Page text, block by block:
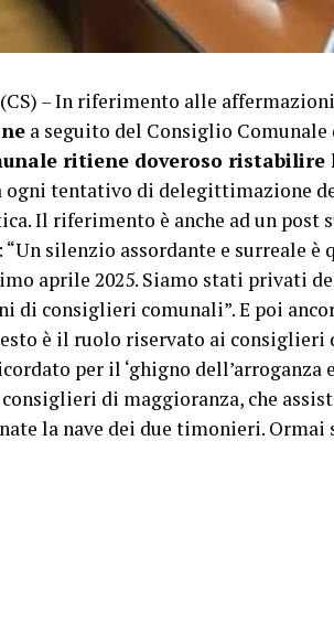
– In riferimento alle
a seguito del Consiglio Comunale
ritiene doveroso
ogni tentativo di delegittimazione
Il riferimento è anche ad un post
silenzio assordante e surreale
aprile 2025. Siamo stati privati
consiglieri comunali”. E poi
è il ruolo riservato ai consiglieri
per il ‘ghigno dell’arroganza
consiglieri di maggioranza, che
la nave dei due timonieri.